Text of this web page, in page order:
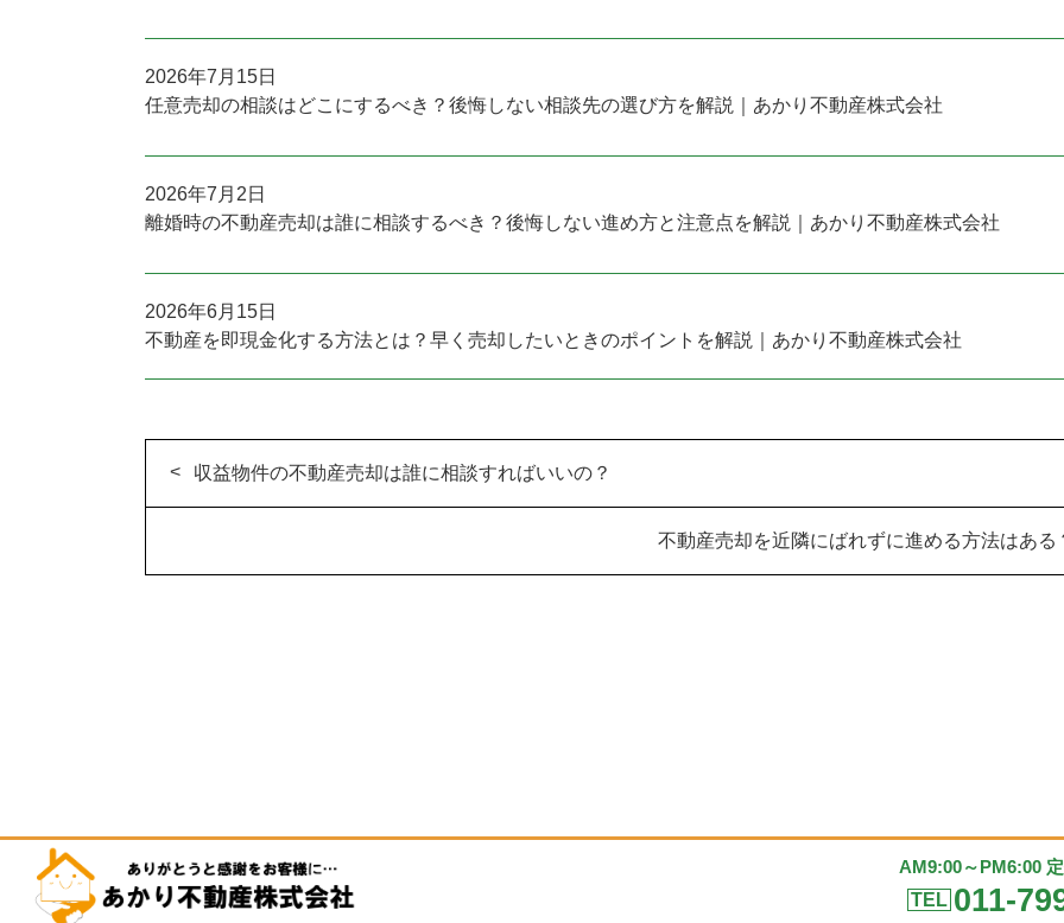
2026年7月15日
任意売却の相談はどこにするべき？後悔しない相談先の選び方を解説｜あかり不動産株式会社
2026年7月2日
離婚時の不動産売却は誰に相談するべき？後悔しない進め方と注意点を解説｜あかり不動産株式会社
2026年6月15日
不動産を即現金化する方法とは？早く売却したいときのポイントを解説｜あかり不動産株式会社
収益物件の不動産売却は誰に相談すればいいの？
不動産売却を近隣にばれずに進める方法はある
AM9:00～PM6:00
TEL 011-